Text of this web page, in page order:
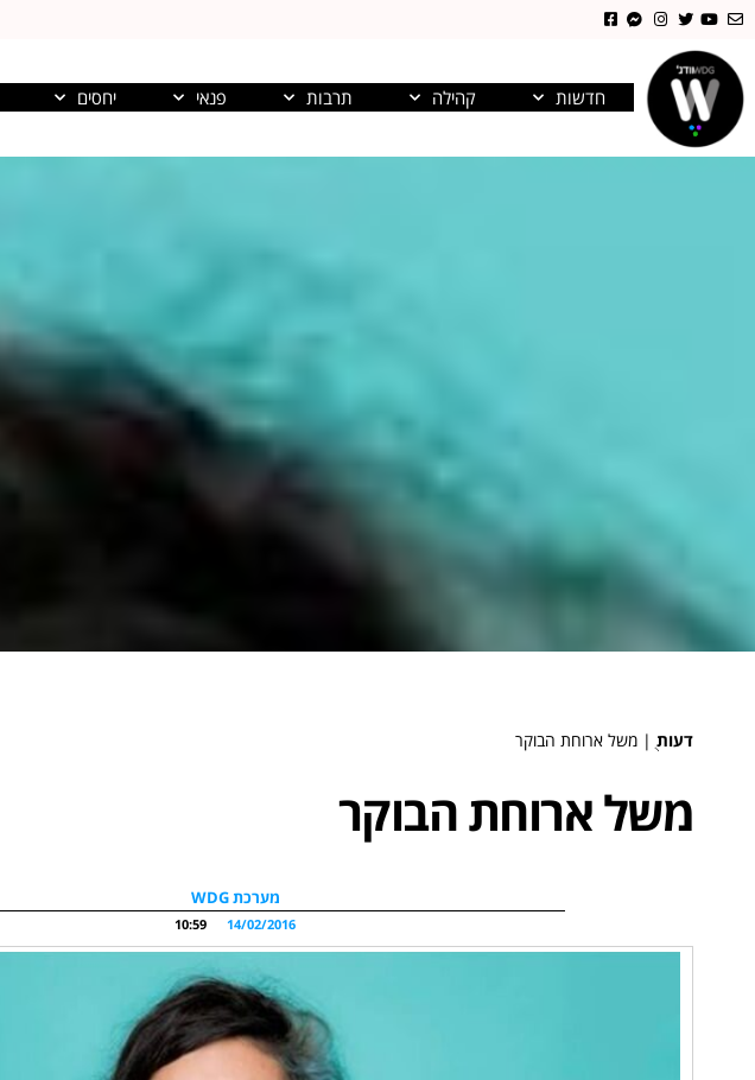
חדשות קהילה תרבות פנאי יחסים
דעות ֻ| משל ארוחת הבוקר
משל ארוחת הבוקר
מערכת WDG
14/02/2016
10:59